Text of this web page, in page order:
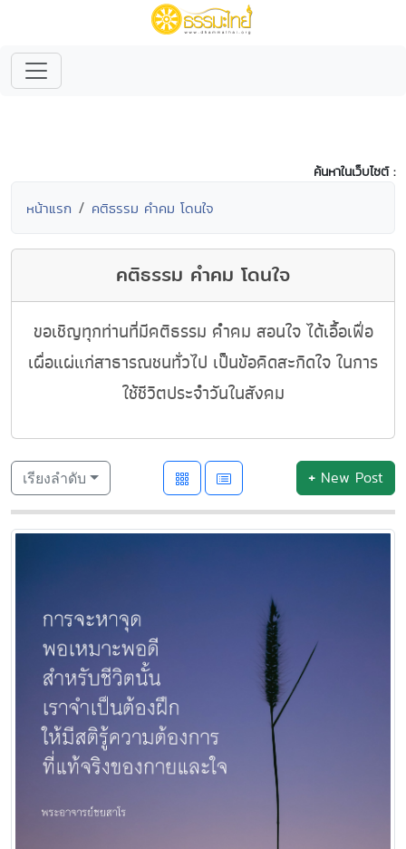
ค้นหาในเว็บไซต์ :
หน้าแรก คติธรรม คำคม โดนใจ
คติธรรม คำคม โดนใจ
ขอเชิญทุกท่านที่มีคติธรรม คำคม สอนใจ ได้เอื้อเฟื่อ
เผื่อแผ่แก่สาธารณชนทั่วไป เป็นข้อคิดสะกิดใจ ในการ
ใช้ชีวิตประจำวันในสังคม
เรียงลำดับ +New Post